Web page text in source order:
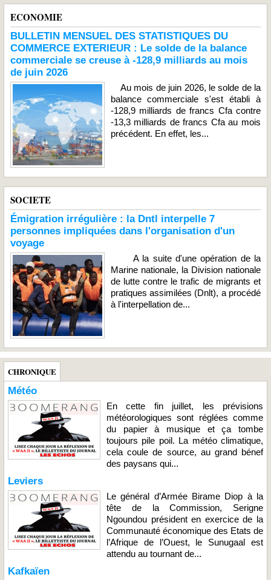
ECONOMIE
BULLETIN MENSUEL DES STATISTIQUES DU
COMMERCE EXTERIEUR : Le solde de la balance
commerciale se creuse à -128,9 milliards au mois
de juin 2026
Au mois de juin 2026, le solde de la
balance commerciale s'est établi à
-128,9 milliards de francs Cfa contre
-13,3 milliards de francs Cfa au mois
précédent. En effet, les...
SOCIETE
Émigration irrégulière : la Dntl interpelle 7
personnes impliquées dans l'organisation d'un
voyage
A la suite d'une opération de la
Marine nationale, la Division nationale
de lutte contre le trafic de migrants et
pratiques assimilées (Dnlt), a procédé
à l'interpellation de...
CHRONIQUE
Météo
En cette fin juillet, les prévisions
météorologiques sont réglées comme
du papier à musique et ça tombe
toujours pile poil. La météo climatique,
cela coule de source, au grand bénef
des paysans qui...
Leviers
Le général d’Armée Birame Diop à la
tête de la Commission, Serigne
Ngoundou président en exercice de la
Communauté économique des Etats de
l’Afrique de l’Ouest, le Sunugaal est
attendu au tournant de...
Kafkaïen